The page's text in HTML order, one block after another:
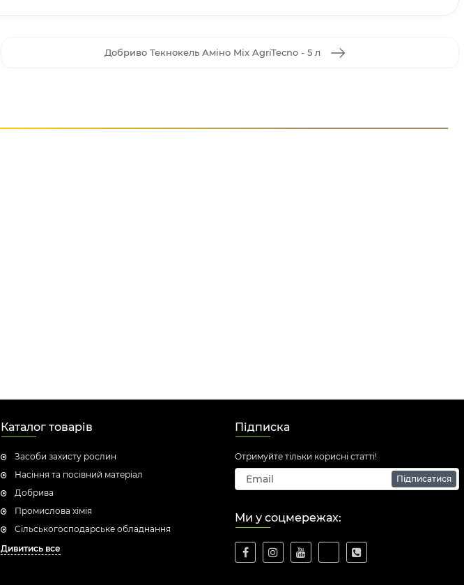
Добриво Текнокель Аміно Mix AgriTecno - 5 л
Каталог товарів
Засоби захисту рослин
Насіння та посівний матеріал
Добрива
Промислова хімія
Сільськогосподарське обладнання
Дивитись все
Підписка
Отримуйте тільки корисні статті!
Підписатися
Ми у соцмережах: